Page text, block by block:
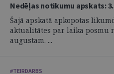
Nedēļas notikumu apskats:
Šajā apskatā apkopotas
aktualitātes par laika posmu
augustam. ...
#TEIRDARBS